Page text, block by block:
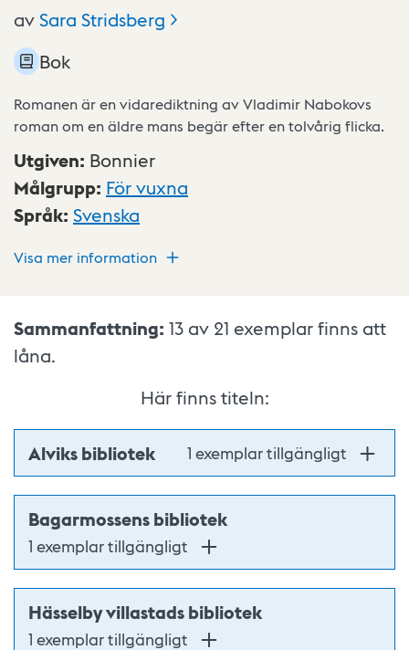
avSara Stridsberg
Bok
Romanen är en vidarediktning av Vladimir Nabokovs
roman om en äldre mans begär efter en tolvårig flicka.
Utgiven: Bonnier
Målgrupp: För vuxna
Språk: Svenska
Visa mer information
Sammanfattning: 13 av 21 exemplar finns att
låna.
Här finns titeln:
Alviks bibliotek 1 exemplar tillgängligt
Bagarmossens bibliotek
1 exemplar tillgängligt
Hässelby villastads bibliotek
1 exemplar tillgängligt